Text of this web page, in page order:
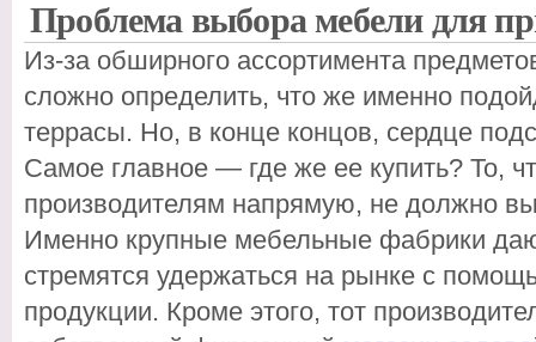
Проблема выбора мебели для
Из-за обширного ассортимента
сложно определить, что же именно
террасы. Но, в конце концов, сердце
Самое главное — где же ее купить? То,
производителям напрямую, не должно
Именно крупные мебельные фабрики
стремятся удержаться на рынке с
продукции. Кроме этого, тот